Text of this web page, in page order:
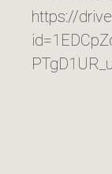
https://